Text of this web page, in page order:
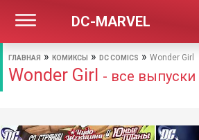
DC-MARVEL
ГЛАВНАЯ » КОМИКСЫ » DC COMICS » Wonder Girl
Wonder Girl - все